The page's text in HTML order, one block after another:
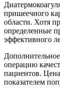
пришеечного
области. Хотя
определенные
эффективного
операцию
пациентов.
показателем